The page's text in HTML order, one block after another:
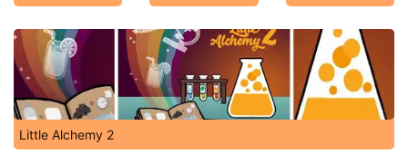
Little Alchemy 2